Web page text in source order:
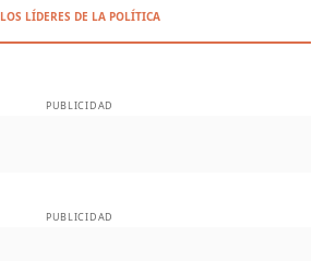
LOS LÍDERES DE LA POLÍTICA
PUBLICIDAD
PUBLICIDAD